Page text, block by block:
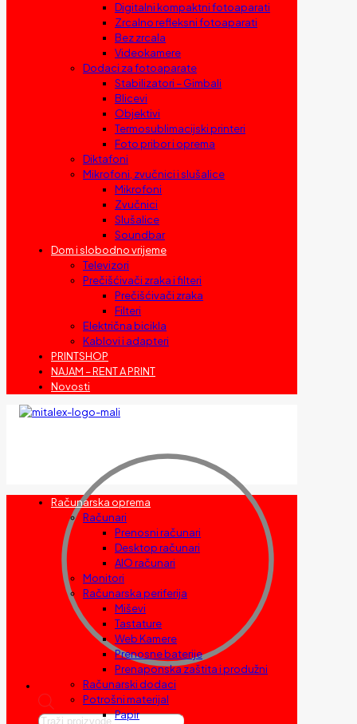
Digitalni kompaktni fotoaparati
Zrcalno refleksni fotoaparati
Bez zrcala
Videokamere
Dodaci za fotoaparate
Stabilizatori – Gimbali
Blicevi
Objektivi
Termosublimacijski printeri
Foto pribor i oprema
Diktafoni
Mikrofoni, zvučnici i slušalice
Mikrofoni
Zvučnici
Slušalice
Soundbar
Dom i slobodno vrijeme
Televizori
Prečišćivači zraka i filteri
Prečišćivači zraka
Filteri
Električna bicikla
Kablovi i adapteri
PRINTSHOP
NAJAM – RENT A PRINT
Novosti
Products
Računarska oprema
Računari
Prenosni računari
Desktop računari
AIO računari
Monitori
Računarska periferija
Miševi
Tastature
Web Kamere
Prenosne baterije
Prenaponska zaštita i produžni
Računarski dodaci
Potrošni materijal
Papir